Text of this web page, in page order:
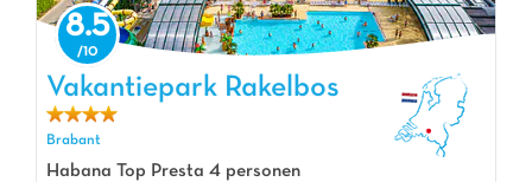
Vakantiepark Rakelbos, Vakantiepark Brabant
8.5
Vakantiepark Rakelbos
Brabant
Habana Top Presta 4 personen